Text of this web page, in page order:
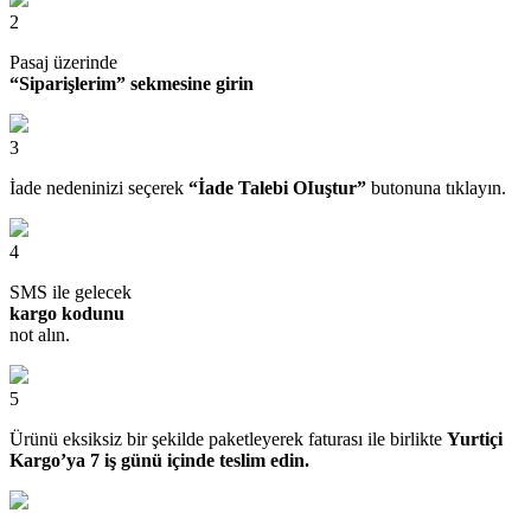
2
Pasaj üzerinde
“Siparişlerim” sekmesine girin
3
İade nedeninizi seçerek “İade Talebi OIuştur” butonuna tıklayın.
4
SMS ile gelecek
kargo kodunu
not alın.
5
Ürünü eksiksiz bir şekilde paketleyerek faturası ile birlikte Yurtiçi
Kargo’ya 7 iş günü içinde teslim edin.